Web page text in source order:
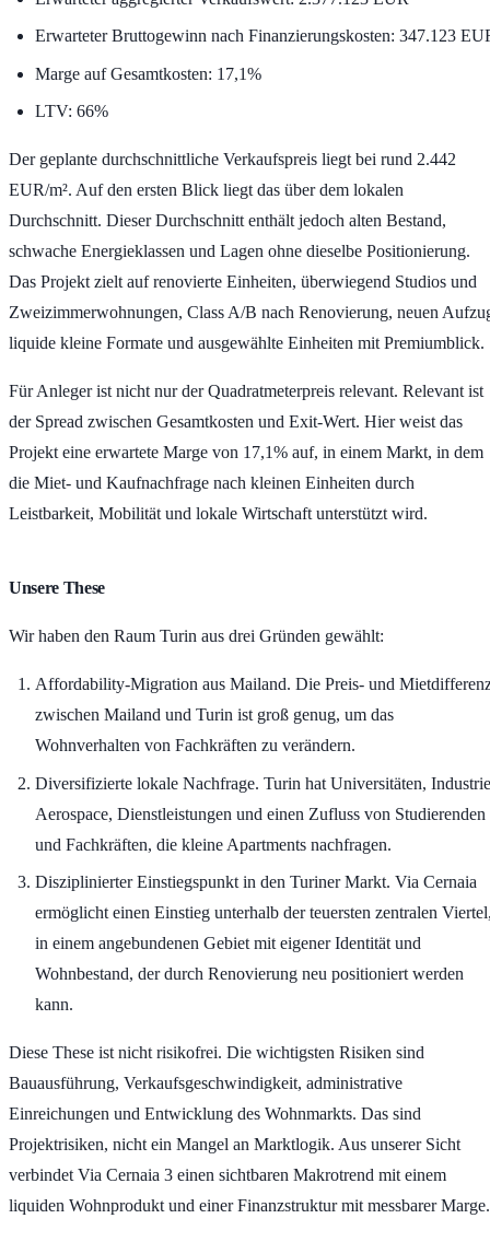
Erwarteter Bruttogewinn nach Finanzierungskosten: 347.123
Marge auf Gesamtkosten: 17,1%
LTV: 66%
Der geplante durchschnittliche Verkaufspreis liegt bei rund 2.442
EUR/m². Auf den ersten Blick liegt das über dem lokalen
Durchschnitt. Dieser Durchschnitt enthält jedoch alten Bestand,
schwache Energieklassen und Lagen ohne dieselbe Positionierung.
Das Projekt zielt auf renovierte Einheiten, überwiegend Studios und
Zweizimmerwohnungen, Class A/B nach Renovierung, neuen
liquide kleine Formate und ausgewählte Einheiten mit Premiumblick.
Für Anleger ist nicht nur der Quadratmeterpreis relevant. Relevant ist
der Spread zwischen Gesamtkosten und Exit-Wert. Hier weist das
Projekt eine erwartete Marge von 17,1% auf, in einem Markt, in dem
die Miet- und Kaufnachfrage nach kleinen Einheiten durch
Leistbarkeit, Mobilität und lokale Wirtschaft unterstützt wird.
Unsere These
Wir haben den Raum Turin aus drei Gründen gewählt:
Affordability-Migration aus Mailand. Die Preis- und
zwischen Mailand und Turin ist groß genug, um das
Wohnverhalten von Fachkräften zu verändern.
Diversifizierte lokale Nachfrage. Turin hat Universitäten,
Aerospace, Dienstleistungen und einen Zufluss von Studierenden
und Fachkräften, die kleine Apartments nachfragen.
Disziplinierter Einstiegspunkt in den Turiner Markt. Via Cernaia
ermöglicht einen Einstieg unterhalb der teuersten zentralen
in einem angebundenen Gebiet mit eigener Identität und
Wohnbestand, der durch Renovierung neu positioniert werden
kann.
Diese These ist nicht risikofrei. Die wichtigsten Risiken sind
Bauausführung, Verkaufsgeschwindigkeit, administrative
Einreichungen und Entwicklung des Wohnmarkts. Das sind
Projektrisiken, nicht ein Mangel an Marktlogik. Aus unserer Sicht
verbindet Via Cernaia 3 einen sichtbaren Makrotrend mit einem
liquiden Wohnprodukt und einer Finanzstruktur mit messbarer Marge.